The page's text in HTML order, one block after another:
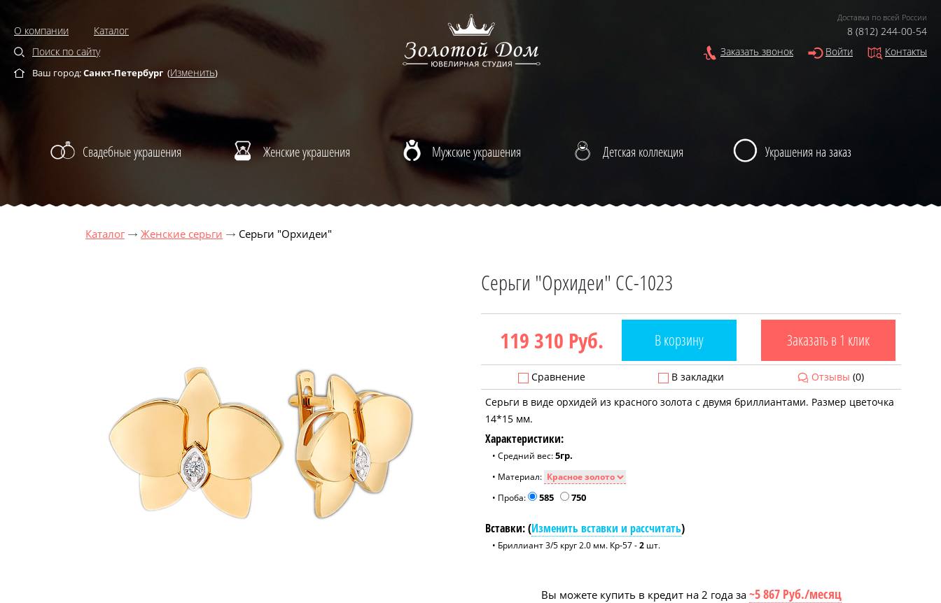
О компании
Каталог
Поиск по сайту
Ваш город:Санкт-Петербург (Изменить)
Доставка по всей России
8 (812) 244-00-54
Заказать звонок
Войти Контакты
Свадебные украшения Женские украшения Мужские украшения Детская коллекция Украшения на заказ
Каталог Женские серьги Серьги "Орхидеи"
Серьги "Орхидеи" CC-1023
119 310 Руб. В корзину Заказать в 1 клик
Сравнение В закладки Отзывы (0)
Серьги в виде орхидей из красного золота с двумя бриллиантами. Размер цветочка
14*15 мм.
Характеристики:
• Средний вес:5гр.
• Материал:
• Проба:
585 750
Вставки: (Изменить вставки и рассчитать)
• Бриллиант 3/5 круг 2.0 мм. Кр-57 -2 шт.
Вы можете купить в кредит на 2 года за ~5 867 Руб./месяц